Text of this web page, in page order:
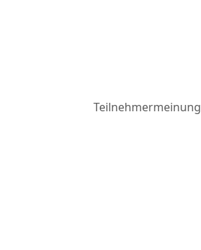
Teilnehmermeinung